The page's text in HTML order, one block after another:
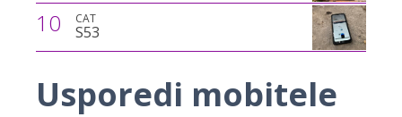
10 CAT
S53
Usporedi mobitele